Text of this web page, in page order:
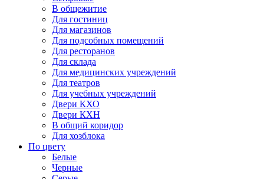
В общежитие
Для гостиниц
Для магазинов
Для подсобных помещений
Для ресторанов
Для склада
Для медицинских учреждений
Для театров
Для учебных учреждений
Двери КХО
Двери КХН
В общий коридор
Для хозблока
По цвету
Белые
Черные